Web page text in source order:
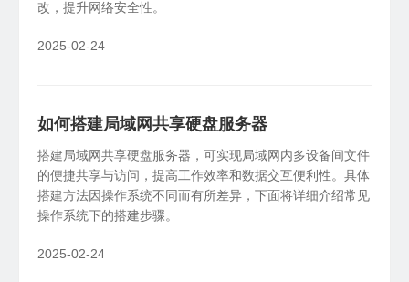
X1
改，提升网络安全性。
2025-02-24
如何搭建局域网共享硬盘服务器
搭建局域网共享硬盘服务器，可实现局域网内多设备间文件
的便捷共享与访问，提高工作效率和数据交互便利性。具体
搭建方法因操作系统不同而有所差异，下面将详细介绍常见
操作系统下的搭建步骤。
2025-02-24